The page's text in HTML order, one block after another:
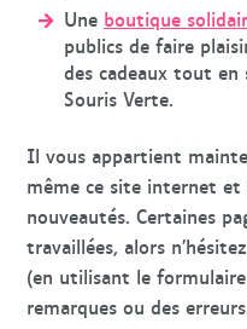
Une boutique
publics de faire
des cadeaux tout en
Souris Verte.
Il vous appartient
même ce site internet
nouveautés. Certaines
travaillées, alors
(en utilisant le
remarques ou des